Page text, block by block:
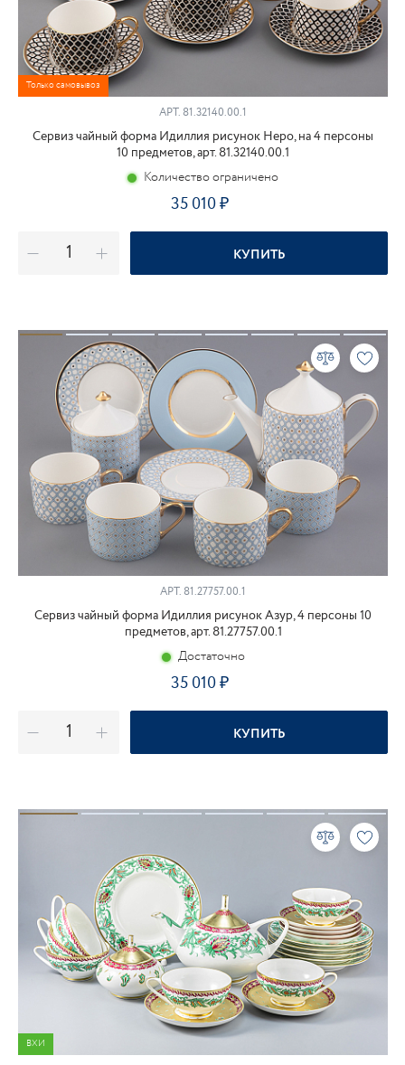
Только самовывоз
АРТ. 81.32140.00.1
Сервиз чайный форма Идиллия рисунок Неро, на 4 персоны
10 предметов, арт. 81.32140.00.1
Количество ограничено
35 010
КУПИТЬ
АРТ. 81.27757.00.1
Сервиз чайный форма Идиллия рисунок Азур, 4 персоны 10
предметов, арт. 81.27757.00.1
Достаточно
35 010
КУПИТЬ
ВХИ